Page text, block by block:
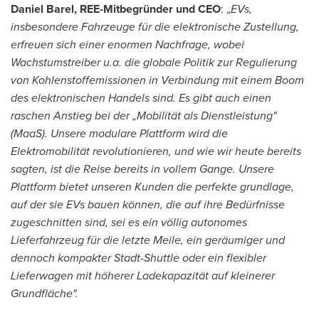
Daniel Barel, REE-Mitbegründer und CEO: „EVs,
insbesondere Fahrzeuge für die elektronische Zustellung,
erfreuen sich einer enormen Nachfrage, wobei
Wachstumstreiber u.a. die globale Politik zur Regulierung
von Kohlenstoffemissionen in Verbindung mit einem Boom
des elektronischen Handels sind. Es gibt auch einen
raschen Anstieg bei der „Mobilität als Dienstleistung"
(MaaS). Unsere modulare Plattform wird die
Elektromobilität revolutionieren, und wie wir heute bereits
sagten, ist die Reise bereits in vollem Gange. Unsere
Plattform bietet unseren Kunden die perfekte grundlage,
auf der sie EVs bauen können, die auf ihre Bedürfnisse
zugeschnitten sind, sei es ein völlig autonomes
Lieferfahrzeug für die letzte Meile, ein geräumiger und
dennoch kompakter Stadt-Shuttle oder ein flexibler
Lieferwagen mit höherer Ladekapazität auf kleinerer
Grundfläche".